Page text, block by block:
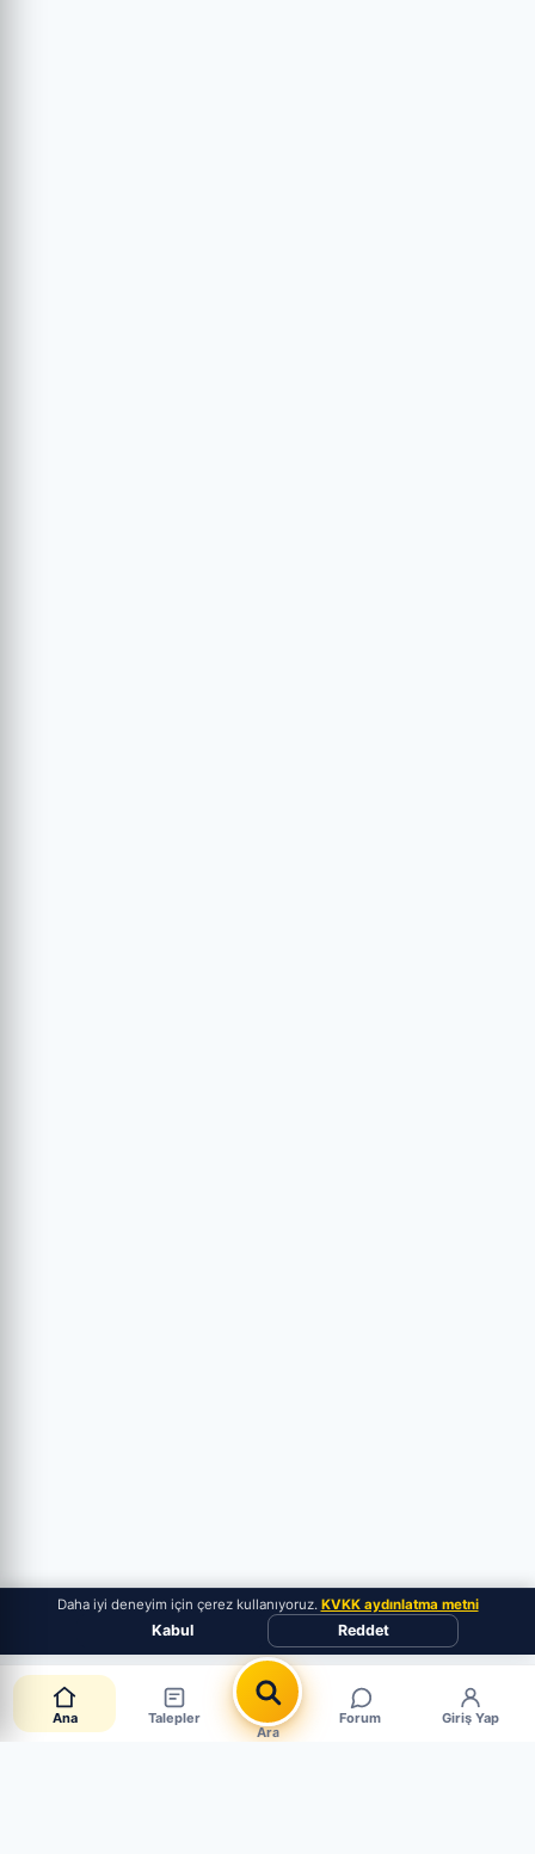
Ana
Talepler
Ara
Forum Giriş Yap
Daha iyi deneyim için çerez kullanıyoruz. KVKK aydınlatma metni
Kabul Reddet